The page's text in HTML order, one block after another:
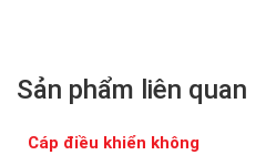
Sản phẩm liên quan
Cáp điều khiển không